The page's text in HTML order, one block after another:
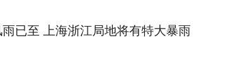
雨已至 上海浙江局地将有特大暴雨